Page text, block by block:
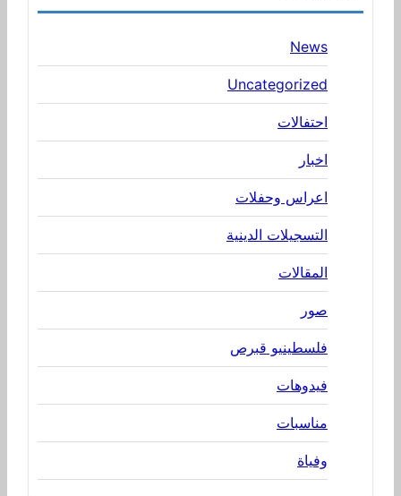
News
Uncategorized
احتفالات
اخبار
اعراس وحفلات
التسجيلات الدينية
المقالات
صور
فلسطينيو قبرص
فيدوهات
مناسبات
وفياة